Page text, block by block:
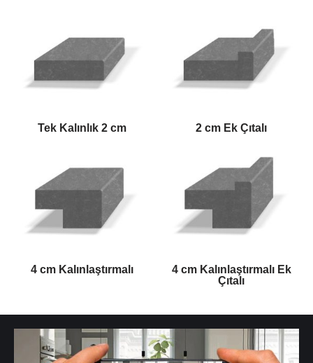
Tek Kalınlık 2 cm 2 cm Ek Çıtalı
4 cm Kalınlaştırmalı
4 cm Kalınlaştırmalı Ek
Çıtalı